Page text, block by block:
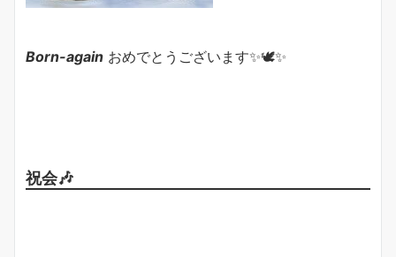
Born-again おめでとうございます✨🕊✨
祝会🎶